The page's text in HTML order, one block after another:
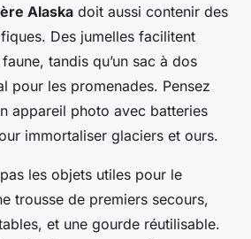
Alaska doit aussi contenir des
Des jumelles facilitent
tandis qu’un sac à dos
pour les promenades. Pensez
appareil photo avec batteries
immortaliser glaciers et ours.
les objets utiles pour le
trousse de premiers secours,
et une gourde réutilisable.